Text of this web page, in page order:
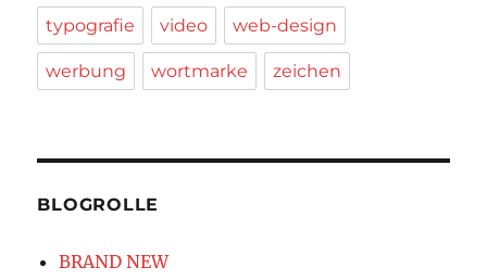
typografie video web-design
werbung wortmarke zeichen
BLOGROLLE
BRAND NEW